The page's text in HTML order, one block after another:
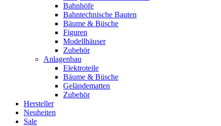
Bahnhöfe
Bahntechnische Bauten
Bäume & Büsche
Figuren
Modellhäuser
Zubehör
Anlagenbau
Elektroteile
Bäume & Büsche
Geländematten
Zubehör
Hersteller
Neuheiten
Sale